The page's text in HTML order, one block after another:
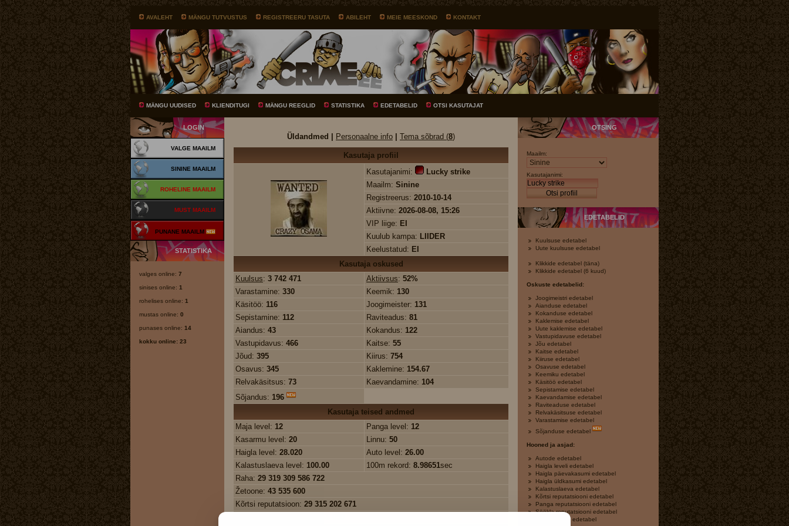
AVALEHT MÄNGU TUTVUSTUS REGISTREERU TASUTA ABILEHT MEIE MEESKOND KONTAKT
MÄNGU UUDISED KLIENDITUGI MÄNGU REEGLID STATISTIKA EDETABELID OTSI KASUTAJAT
LOGIN
VALGE MAAILM
SININE MAAILM
ROHELINE MAAILM
MUST MAAILM
PUNANE MAAILM
STATISTIKA
valges online: 7
sinises online: 1
rohelises online: 1
mustas online: 0
punases online: 14
kokku online: 23
Üldandmed | Personaalne info Tema sõbrad (8)
Kasutaja profiil
Kasutajanimi:
Lucky strike
Maailm: Sinine
Registreerus: 2010-10-14
Aktiivne: 2026-08-08, 15:26
VIP liige: EI
Kuulub kampa: LIIDER
Keelustatud: EI
Kasutaja oskused
Kuulsus: 3 742 471 Aktiivsus: 52%
Varastamine: 330 Keemik: 130
Käsitöö: 116 Joogimeister: 131
Sepistamine: 112 Raviteadus: 81
Aiandus: 43 Kokandus: 122
Vastupidavus: 466 Kaitse: 55
Jõud: 395 Kiirus: 754
Osavus: 345 Kaklemine: 154.67
Relvakäsitsus: 73 Kaevandamine: 104
Sõjandus: 196
Kasutaja teised andmed
Maja level: 12 Panga level: 12
Kasarmu level: 20 Linnu: 50
Haigla level: 28.020 Auto level: 26.00
Kalastuslaeva level: 100.00 100m rekord: 8.98651sec
Raha: 29 319 309 586 722
Žetoone: 43 535 600
Kõrtsi reputatsioon: 29 315 202 671
OTSING
Maailm:
Kasutajanimi:
Otsi profiil
EDETABELID
Kuulsuse edetabel
Uute kuulsuse edetabel
Klikkide edetabel (täna)
Klikkide edetabel (6 kuud)
Oskuste edetabelid:
Joogimeistri edetabel
Aianduse edetabel
Kokanduse edetabel
Kaklemise edetabel
Uute kaklemise edetabel
Vastupidavuse edetabel
Jõu edetabel
Kaitse edetabel
Kiiruse edetabel
Osavuse edetabel
Keemiku edetabel
Käsitöö edetabel
Sepistamise edetabel
Kaevandamise edetabel
Raviteaduse edetabel
Relvakäsitsuse edetabel
Varastamise edetabel
Sõjanduse edetabel
Hooned ja asjad:
Autode edetabel
Haigla leveli edetabel
Haigla päevakasumi edetabel
Haigla üldkasumi edetabel
Kalastuslaeva edetabel
Kõrtsi reputatsiooni edetabel
Panga reputatsiooni edetabel
Söökla reputatsiooni edetabel
Varakambrite edetabel